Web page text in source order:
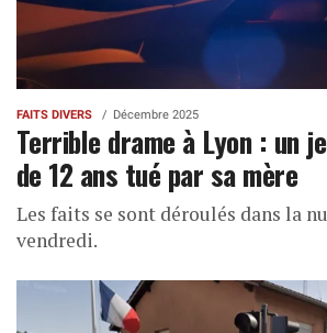
FAITS DIVERS Décembre 2025
Terrible drame à Lyon : un
de 12 ans tué par sa mère
Les faits se sont déroulés dans la
vendredi.